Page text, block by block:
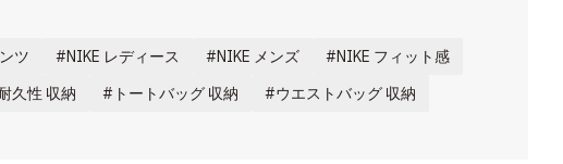
ツ NIKE レディース NIKE メンズ
NIKE フィット感
久性 収納 トートバッグ 収納
ウエストバッグ 収納